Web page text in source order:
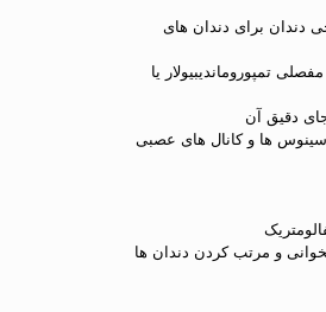
دندان برای دندان های
تمپوروماندیبیولار یا
دقیق آن
ها و کانال های عصبی
و مرتب کردن دندان ها